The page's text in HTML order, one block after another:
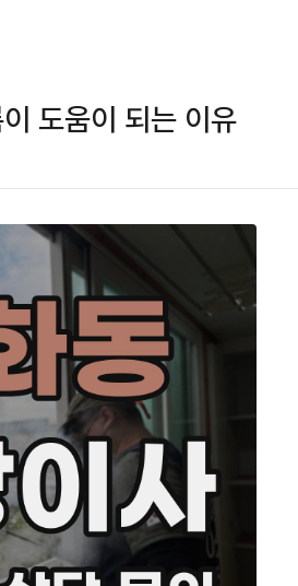
도움이 되는 이유